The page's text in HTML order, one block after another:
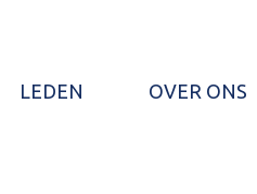
LEDEN OVER ONS